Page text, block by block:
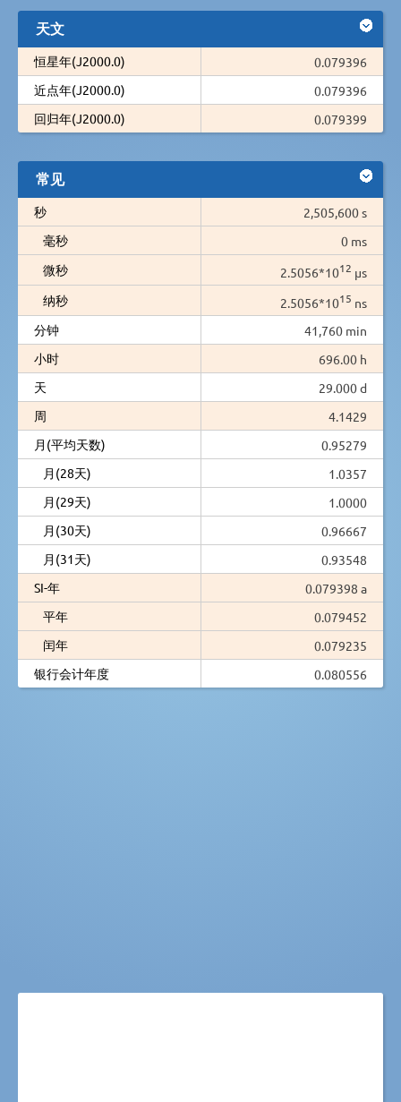
天文
恒星年(J2000.0)
0.079396
近点年(J2000.0)
0.079396
回归年(J2000.0)
0.079399
常见
秒
2,505,600 s
毫秒
0 ms
微秒
2.5056*1012 µs
纳秒
2.5056*1015 ns
分钟
41,760 min
小时
696.00 h
天
29.000 d
周
4.1429
月(平均天数)
0.95279
月(28天)
1.0357
月(29天)
1.0000
月(30天)
0.96667
月(31天)
0.93548
SI-年
0.079398 a
平年
0.079452
闰年
0.079235
银行会计年度
0.080556